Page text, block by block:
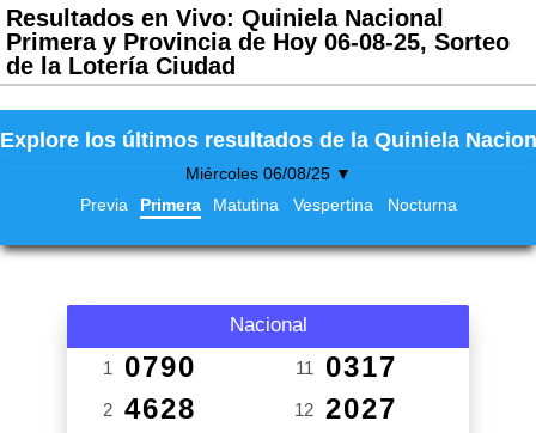
Resultados en Vivo: Quiniela Nacional
Primera y Provincia de Hoy 06-08-25, Sorteo
de la Lotería Ciudad
Explore los últimos resultados de la Quiniela
Miércoles 06/08/25 ▼
Previa
Primera Matutina Vespertina Nocturna
Nacional
1 0790
2 4628
11 0317
12 2027